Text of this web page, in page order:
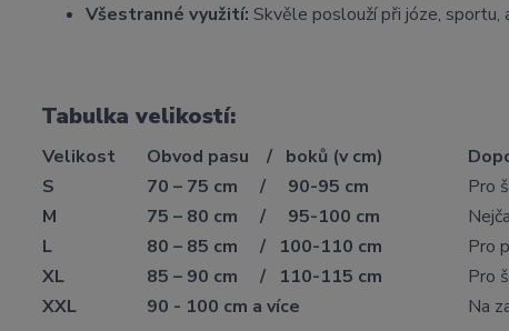
Všestranné využití: Skvěle poslouží při józe, sportu,
Tabulka velikostí:
Velikost Obvod pasu / boků (v cm)
S
70 – 75 cm / 90-95 cm
Pro
M
75 – 80 cm / 95-100 cm
L
80 – 85 cm / 100-110 cm
Pro
XL
85 – 90 cm / 110-115 cm
Pro
XXL
90 - 100 cm a více Na